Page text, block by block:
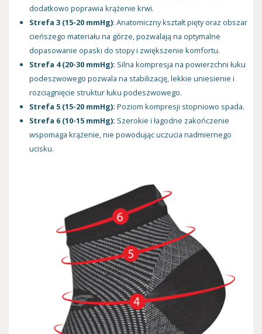
dodatkowo poprawia krążenie krwi.
Strefa 3 (15-20 mmHg): Anatomiczny kształt pięty oraz obszar
cieńszego materiału na górze, pozwalają na optymalne
dopasowanie opaski do stopy i zwiększenie komfortu.
Strefa 4 (20-30 mmHg): Silna kompresja na powierzchni łuku
podeszwowego pozwala na stabilizację, lekkie uniesienie i
rozciągnięcie struktur łuku podeszwowego.
Strefa 5 (15-20 mmHg): Poziom kompresji stopniowo spada.
Strefa 6 (10-15 mmHg): Szerokie i łagodne zakończenie
wspomaga krążenie, nie powodując uczucia nadmiernego
ucisku.